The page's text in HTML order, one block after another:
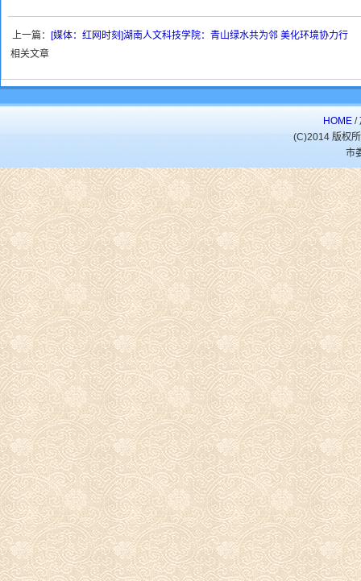
上一篇： [媒体：红网时刻]湖南人文科技学院：青山绿水共为邻 美化环境协力行
相关文章
HOME /
(C)2014 版权
市